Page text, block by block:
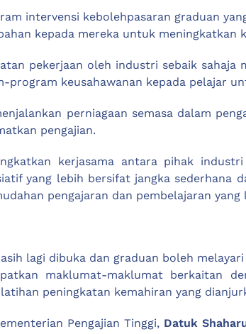
intervensi kebolehpasaran graduan
kepada mereka untuk meningkatkan
pekerjaan oleh industri sebaik
keusahawanan kepada pelajar
perniagaan semasa dalam
pengajian.
kerjasama antara pihak
yang lebih bersifat jangka sederhana
pengajaran dan pembelajaran yang
lagi dibuka dan graduan boleh
maklumat-maklumat berkaitan
peningkatan kemahiran yang
Pengajian Tinggi, Datuk